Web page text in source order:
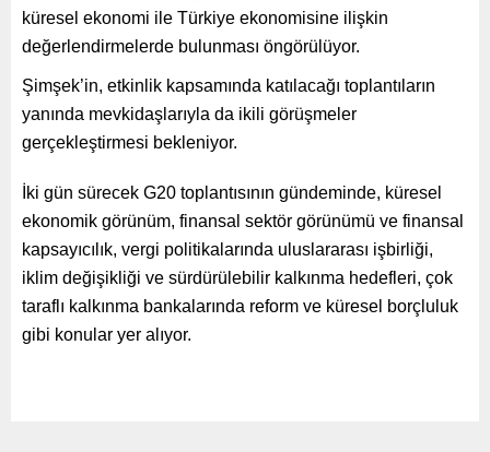
küresel ekonomi ile Türkiye ekonomisine ilişkin
değerlendirmelerde bulunması öngörülüyor.
Şimşek’in, etkinlik kapsamında katılacağı toplantıların
yanında mevkidaşlarıyla da ikili görüşmeler
gerçekleştirmesi bekleniyor.
İki gün sürecek G20 toplantısının gündeminde, küresel
ekonomik görünüm, finansal sektör görünümü ve finansal
kapsayıcılık, vergi politikalarında uluslararası işbirliği,
iklim değişikliği ve sürdürülebilir kalkınma hedefleri, çok
taraflı kalkınma bankalarında reform ve küresel borçluluk
gibi konular yer alıyor.